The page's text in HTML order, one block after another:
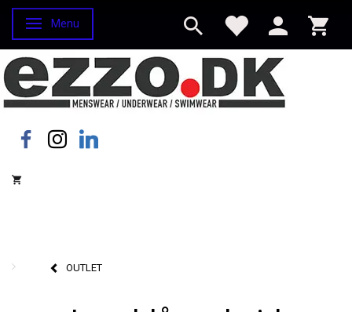
Skifte navigation
Menu
OUTLET